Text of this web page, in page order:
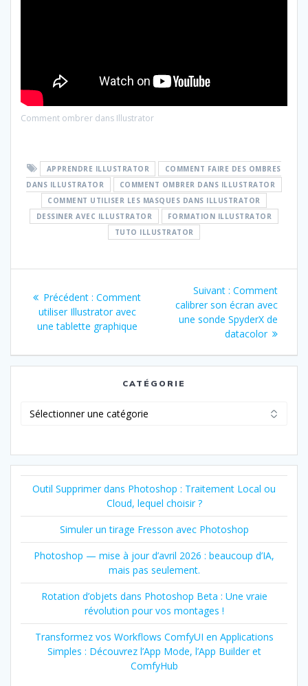
Comment ombrer dans Illustrator
APPRENDRE ILLUSTRATOR
COMMENT FAIRE DES OMBRES
DANS ILLUSTRATOR
COMMENT OMBRER DANS ILLUSTRATOR
COMMENT UTILISER LES MASQUES DANS ILLUSTRATOR
DESSINER AVEC ILLUSTRATOR
FORMATION ILLUSTRATOR
TUTO ILLUSTRATOR
de
l’article
Précédent : Article
précédent
:
Comment
utiliser Illustrator avec
une tablette graphique
Suivant : Article
suivant
:
Comment
calibrer son écran avec
une sonde SpyderX de
datacolor
CATÉGORIE
Outil Supprimer dans Photoshop : Traitement Local ou
Cloud, lequel choisir ?
Simuler un tirage Fresson avec Photoshop
Photoshop — mise à jour d’avril 2026 : beaucoup d’IA,
mais pas seulement.
Rotation d’objets dans Photoshop Beta : Une vraie
révolution pour vos montages !
Transformez vos Workflows ComfyUI en Applications
Simples : Découvrez l’App Mode, l’App Builder et
ComfyHub